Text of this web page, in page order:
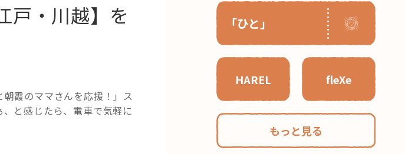
「ひと」
HAREL fleXe
もっと見る
戸・川越】を
霞のママさんを応援！」ス
と感じたら、電車で気軽に